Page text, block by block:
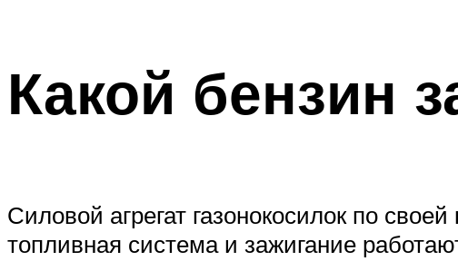
Какой бензин
Силовой агрегат газонокосилок по
топливная система и зажигание